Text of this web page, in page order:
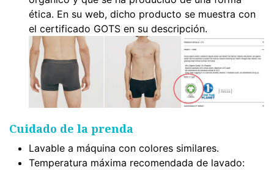
ética. En su web, dicho producto se muestra con
el certificado GOTS en su descripción.
Cuidado de la prenda
Lavable a máquina con colores similares.
Temperatura máxima recomendada de lavado: